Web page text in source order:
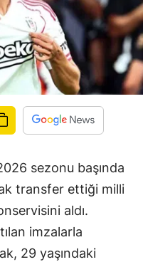
sezonu başında
transfer ettiği milli
aldı.
imzalarla
29 yaşındaki